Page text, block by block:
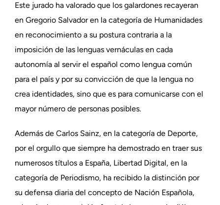
Este jurado ha valorado que los galardones recayeran
en Gregorio Salvador en la categoría de Humanidades
en reconocimiento a su postura contraria a la
imposición de las lenguas vernáculas en cada
autonomía al servir el español como lengua común
para el país y por su convicción de que la lengua no
crea identidades, sino que es para comunicarse con el
mayor número de personas posibles.
Además de Carlos Sainz, en la categoría de Deporte,
por el orgullo que siempre ha demostrado en traer sus
numerosos títulos a España, Libertad Digital, en la
categoría de Periodismo, ha recibido la distinción por
su defensa diaria del concepto de Nación Española,